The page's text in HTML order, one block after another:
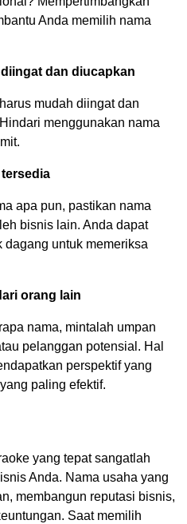
Anda memilih nama
dan diucapkan
mudah diingat dan
menggunakan nama
apa pun, pastikan nama
bisnis lain. Anda dapat
dagang untuk memeriksa
orang lain
nama, mintalah umpan
pelanggan potensial. Hal
perspektif yang
paling efektif.
yang tepat sangatlah
Anda. Nama usaha yang
membangun reputasi bisnis,
Saat memilih